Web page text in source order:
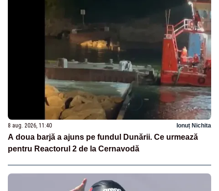
8 aug. 2026, 11:40 Ionuț Nichita
A doua barjă a ajuns pe fundul Dunării. Ce urmează
pentru Reactorul 2 de la Cernavodă